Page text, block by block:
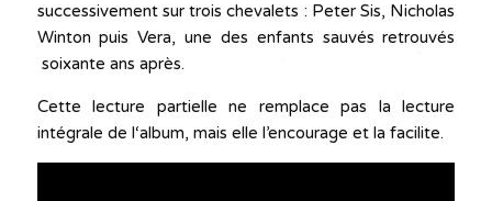
successivement sur trois chevalets : Peter Sis, Nicholas
Winton puis Vera, une des enfants sauvés retrouvés
soixante ans après.
Cette lecture partielle ne remplace pas la lecture
intégrale de l‘album, mais elle l’encourage et la facilite.